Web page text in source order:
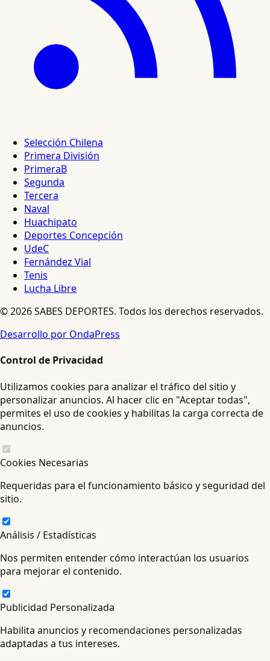
Selección Chilena
Primera División
PrimeraB
Segunda
Tercera
Naval
Huachipato
Deportes Concepción
UdeC
Fernández Vial
Tenis
Lucha Libre
© 2026 SABES DEPORTES. Todos los derechos reservados.
Desarrollo por OndaPress
Control de Privacidad
Utilizamos cookies para analizar el tráfico del sitio y
personalizar anuncios. Al hacer clic en "Aceptar todas",
permites el uso de cookies y habilitas la carga correcta de
anuncios.
Cookies Necesarias
Requeridas para el funcionamiento básico y seguridad del
sitio.
Análisis / Estadísticas
Nos permiten entender cómo interactúan los usuarios
para mejorar el contenido.
Publicidad Personalizada
Habilita anuncios y recomendaciones personalizadas
adaptadas a tus intereses.